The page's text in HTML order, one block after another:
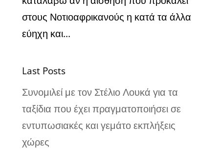
στους Νοτιοαφρικανούς η κατά τα άλλα
εύηχη και...
Last Posts
Συνομιλεί με τον Στέλιο Λουκά για τα
ταξίδια που έχει πραγματοποιήσει σε
εντυπωσιακές και γεμάτο εκπλήξεις
χώρες